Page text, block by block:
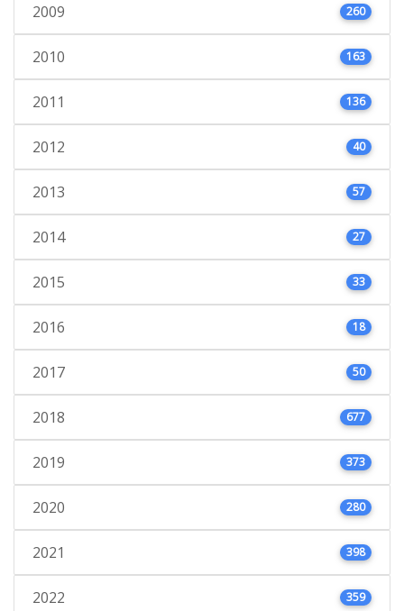
2009 260
2010 163
2011 136
2012 40
2013 57
2014 27
2015 33
2016 18
2017 50
2018 677
2019 373
2020 280
2021 398
2022 359